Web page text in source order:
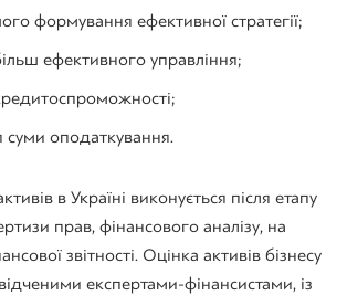
формування ефективної стратегії;
ефективного управління;
суми оподаткування.
в Україні виконується після етапу
прав, фінансового аналізу, на
звітності. Оцінка активів бізнесу
експертами-фінансистами, із